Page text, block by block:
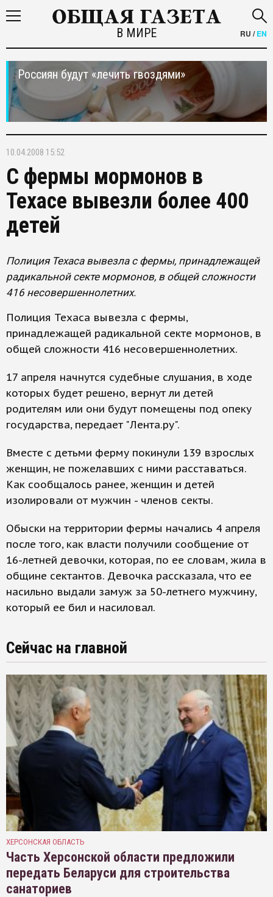
В МИРЕ RU /EN
Россиян будут «лечить гвоздями»
10.04.2008 15:52
С фермы мормонов в
Техасе вывезли более 400
детей
Полиция Техаса вывезла с фермы, принадлежащей
радикальной секте мормонов, в общей сложности
416 несовершеннолетних.
Полиция Техаса вывезла с фермы,
принадлежащей радикальной секте мормонов, в
общей сложности 416 несовершеннолетних.
17 апреля начнутся судебные слушания, в ходе
которых будет решено, вернут ли детей
родителям или они будут помещены под опеку
государства, передает "Лента.ру".
Вместе с детьми ферму покинули 139 взрослых
женщин, не пожелавших с ними расставаться.
Как сообщалось ранее, женщин и детей
изолировали от мужчин - членов секты.
Обыски на территории фермы начались 4 апреля
после того, как власти получили сообщение от
16-летней девочки, которая, по ее словам, жила в
общине сектантов. Девочка рассказала, что ее
насильно выдали замуж за 50-летнего мужчину,
который ее бил и насиловал.
Сейчас на главной
ХЕРСОНСКАЯ ОБЛАСТЬ
Часть Херсонской области предложили
передать Беларуси для строительства
санаториев